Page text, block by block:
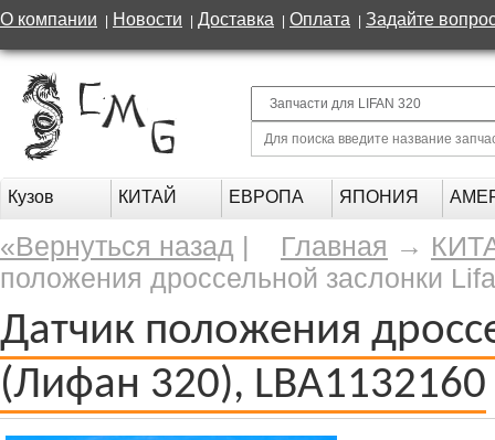
О компании Новости Доставка Оплата Задайте
Кузов КИТАЙ ЕВРОПА ЯПОНИЯ
«Вернуться назад | Главная →
положения дроссельной заслонки
Датчик положения
(Лифан 320), LBA1132160